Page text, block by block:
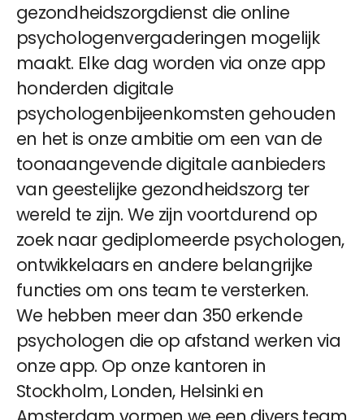
gezondheidszorgdienst die online
psychologenvergaderingen mogelijk
maakt. Elke dag worden via onze app
honderden digitale
psychologenbijeenkomsten gehouden
en het is onze ambitie om een ​​van de
toonaangevende digitale aanbieders
van geestelijke gezondheidszorg ter
wereld te zijn. We zijn voortdurend op
zoek naar gediplomeerde psychologen,
ontwikkelaars en andere belangrijke
functies om ons team te versterken.
We hebben meer dan 350 erkende
psychologen die op afstand werken via
onze app. Op onze kantoren in
Stockholm, Londen, Helsinki en